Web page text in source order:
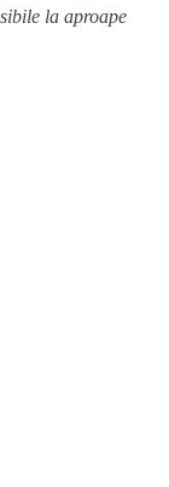
la aproape